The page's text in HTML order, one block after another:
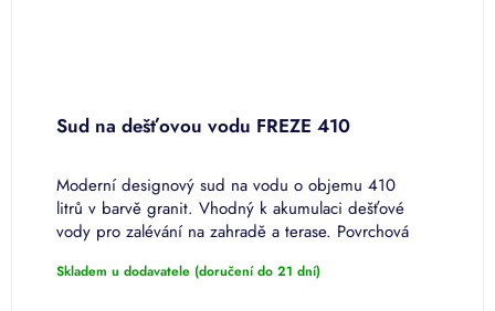
Sud na dešťovou vodu FREZE 410
Moderní designový sud na vodu o objemu 410
litrů v barvě granit. Vhodný k akumulaci dešťové
vody pro zalévání na zahradě a terase. Povrchová
Skladem u dodavatele (doručení do 21 dní)